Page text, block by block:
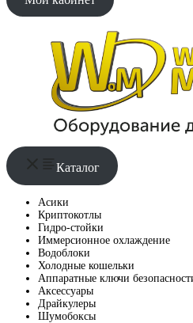
Каталог
Асики
Криптокотлы
Гидро-стойки
Иммерсионное охлаждение
Водоблоки
Холодные кошельки
Аппаратные ключи
Аксессуары
Драйкулеры
Шумобоксы